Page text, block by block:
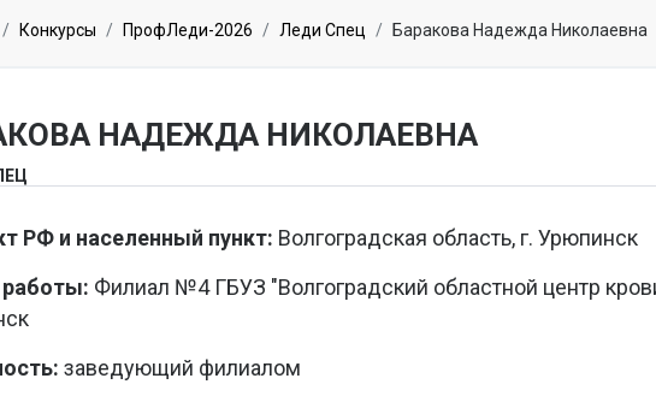
Конкурсы ПрофЛеди-2026 Леди Спец Баракова Надежда Николаевна
НАДЕЖДА НИКОЛАЕВНА
РФ и населенный пункт: Волгоградская область, г. Урюпинск
Филиал №4 ГБУЗ "Волгоградский областной центр
заведующий филиалом